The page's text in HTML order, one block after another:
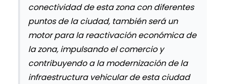
conectividad de esta zona con diferentes
puntos de la ciudad, también será un
motor para la reactivación económica de
la zona, impulsando el comercio y
contribuyendo a la modernización de la
infraestructura vehicular de esta ciudad